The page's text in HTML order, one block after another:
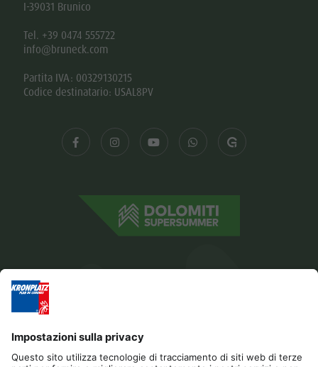
I-39031 Brunico
Tel. +39 0474 555722
info@bruneck.com
Partita IVA: 00329130215
Codice destinatario: USAL8PV